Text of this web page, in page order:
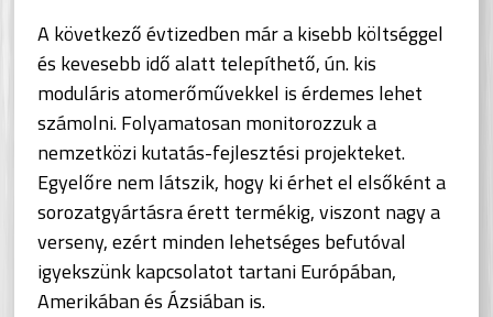
A következő évtizedben már a kisebb költséggel
és kevesebb idő alatt telepíthető, ún. kis
moduláris atomerőművekkel is érdemes lehet
számolni. Folyamatosan monitorozzuk a
nemzetközi kutatás-fejlesztési projekteket.
Egyelőre nem látszik, hogy ki érhet el elsőként a
sorozatgyártásra érett termékig, viszont nagy a
verseny, ezért minden lehetséges befutóval
igyekszünk kapcsolatot tartani Európában,
Amerikában és Ázsiában is.